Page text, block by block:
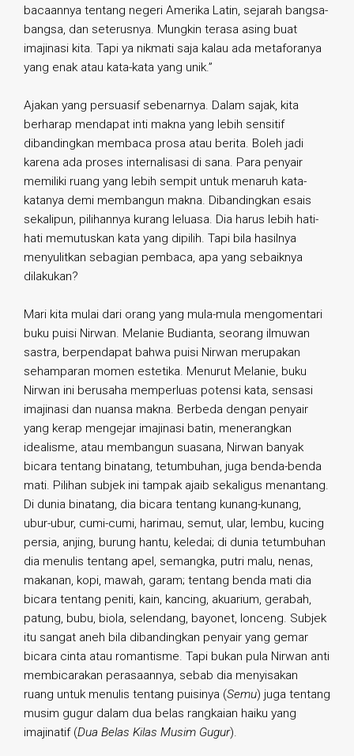
bacaannya tentang negeri Amerika Latin, sejarah bangsa-
bangsa, dan seterusnya. Mungkin terasa asing buat
imajinasi kita. Tapi ya nikmati saja kalau ada metaforanya
yang enak atau kata-kata yang unik.”
Ajakan yang persuasif sebenarnya. Dalam sajak, kita
berharap mendapat inti makna yang lebih sensitif
dibandingkan membaca prosa atau berita. Boleh jadi
karena ada proses internalisasi di sana. Para penyair
memiliki ruang yang lebih sempit untuk menaruh kata-
katanya demi membangun makna. Dibandingkan esais
sekalipun, pilihannya kurang leluasa. Dia harus lebih hati-
hati memutuskan kata yang dipilih. Tapi bila hasilnya
menyulitkan sebagian pembaca, apa yang sebaiknya
dilakukan?
Mari kita mulai dari orang yang mula-mula mengomentari
buku puisi Nirwan. Melanie Budianta, seorang ilmuwan
sastra, berpendapat bahwa puisi Nirwan merupakan
sehamparan momen estetika. Menurut Melanie, buku
Nirwan ini berusaha memperluas potensi kata, sensasi
imajinasi dan nuansa makna. Berbeda dengan penyair
yang kerap mengejar imajinasi batin, menerangkan
idealisme, atau membangun suasana, Nirwan banyak
bicara tentang binatang, tetumbuhan, juga benda-benda
mati. Pilihan subjek ini tampak ajaib sekaligus menantang.
Di dunia binatang, dia bicara tentang kunang-kunang,
ubur-ubur, cumi-cumi, harimau, semut, ular, lembu, kucing
persia, anjing, burung hantu, keledai; di dunia tetumbuhan
dia menulis tentang apel, semangka, putri malu, nenas,
makanan, kopi, mawah, garam; tentang benda mati dia
bicara tentang peniti, kain, kancing, akuarium, gerabah,
patung, bubu, biola, selendang, bayonet, lonceng. Subjek
itu sangat aneh bila dibandingkan penyair yang gemar
bicara cinta atau romantisme. Tapi bukan pula Nirwan anti
membicarakan perasaannya, sebab dia menyisakan
ruang untuk menulis tentang puisinya (Semu) juga tentang
musim gugur dalam dua belas rangkaian haiku yang
imajinatif (Dua Belas Kilas Musim Gugur).